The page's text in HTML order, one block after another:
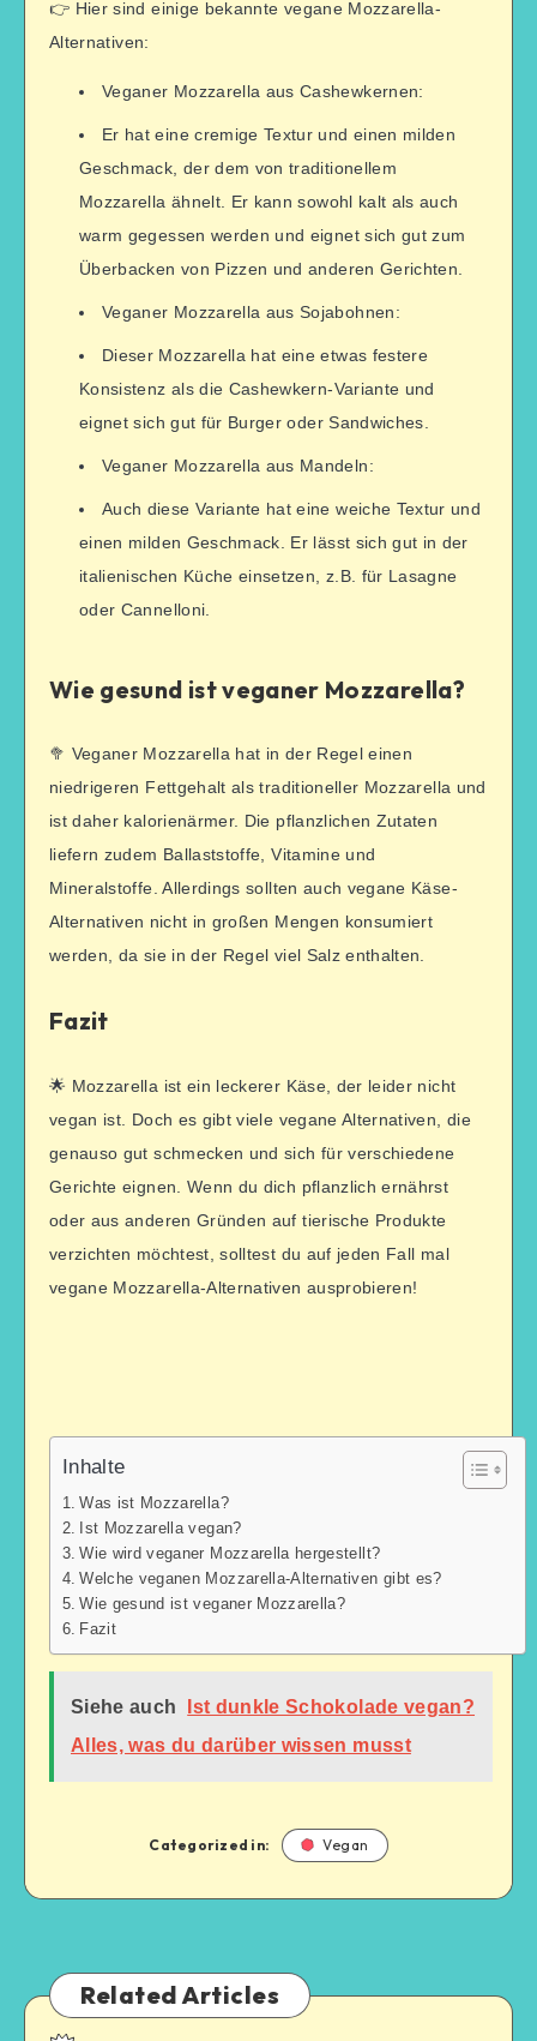
👉 Hier sind einige bekannte vegane Mozzarella-
Alternativen:
Veganer Mozzarella aus Cashewkernen:
Er hat eine cremige Textur und einen milden
Geschmack, der dem von traditionellem
Mozzarella ähnelt. Er kann sowohl kalt als auch
warm gegessen werden und eignet sich gut zum
Überbacken von Pizzen und anderen Gerichten.
Veganer Mozzarella aus Sojabohnen:
Dieser Mozzarella hat eine etwas festere
Konsistenz als die Cashewkern-Variante und
eignet sich gut für Burger oder Sandwiches.
Veganer Mozzarella aus Mandeln:
Auch diese Variante hat eine weiche Textur und
einen milden Geschmack. Er lässt sich gut in der
italienischen Küche einsetzen, z.B. für Lasagne
oder Cannelloni.
Wie gesund ist veganer Mozzarella?
🥦 Veganer Mozzarella hat in der Regel einen
niedrigeren Fettgehalt als traditioneller Mozzarella und
ist daher kalorienärmer. Die pflanzlichen Zutaten
liefern zudem Ballaststoffe, Vitamine und
Mineralstoffe. Allerdings sollten auch vegane Käse-
Alternativen nicht in großen Mengen konsumiert
werden, da sie in der Regel viel Salz enthalten.
Fazit
🌟 Mozzarella ist ein leckerer Käse, der leider nicht
vegan ist. Doch es gibt viele vegane Alternativen, die
genauso gut schmecken und sich für verschiedene
Gerichte eignen. Wenn du dich pflanzlich ernährst
oder aus anderen Gründen auf tierische Produkte
verzichten möchtest, solltest du auf jeden Fall mal
vegane Mozzarella-Alternativen ausprobieren!
Inhalte
Was ist Mozzarella?
Ist Mozzarella vegan?
Wie wird veganer Mozzarella hergestellt?
Welche veganen Mozzarella-Alternativen gibt es?
Wie gesund ist veganer Mozzarella?
Fazit
Siehe auch
Ist dunkle Schokolade vegan?
Alles, was du darüber wissen musst
Categorized in: Vegan
Related Articles